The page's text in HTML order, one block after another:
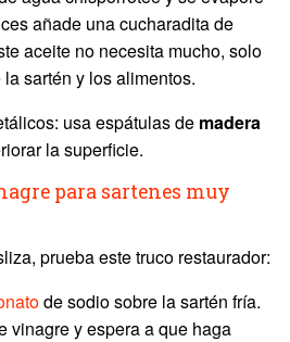
añade una cucharadita de
aceite no necesita mucho, solo
sartén y los alimentos.
usa espátulas de madera
la superficie.
para sartenes muy
prueba este truco restaurador:
de sodio sobre la sartén fría.
vinagre y espera a que haga